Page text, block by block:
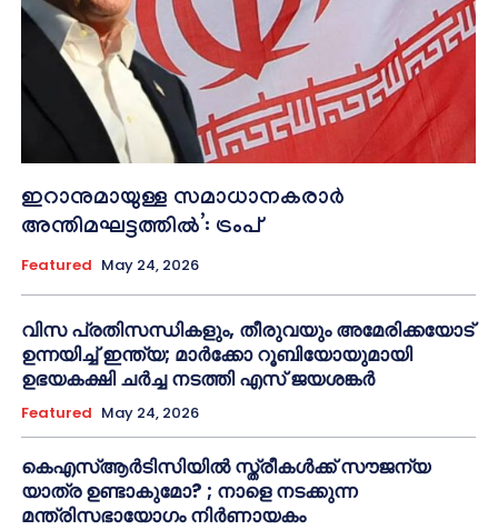
ഇറാനുമായുള്ള സമാധാനകരാർ
അന്തിമഘട്ടത്തിൽ‌’: ട്രംപ്
Featured May 24, 2026
വിസ പ്രതിസന്ധികളും, തീരുവയും അമേരിക്കയോട്
ഉന്നയിച്ച് ഇന്ത്യ; മാർക്കോ റൂബിയോയുമായി
ഉഭയകക്ഷി ചർച്ച നടത്തി എസ് ജയശങ്കർ
Featured May 24, 2026
കെഎസ്ആർടിസിയിൽ സ്ത്രീകൾക്ക് സൗജന്യ
യാത്ര ഉണ്ടാകുമോ? ; നാളെ നടക്കുന്ന
മന്ത്രിസഭായോഗം നിർണായകം